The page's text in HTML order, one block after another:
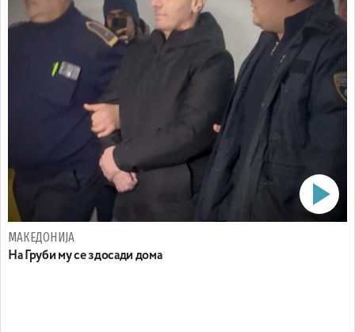
МАКЕДОНИЈА
На Груби му се здосади дома